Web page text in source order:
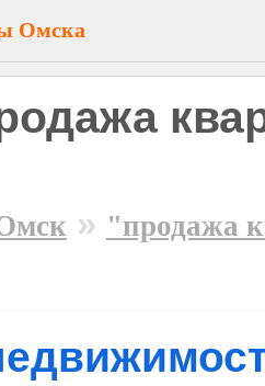
Омска
» "продажа